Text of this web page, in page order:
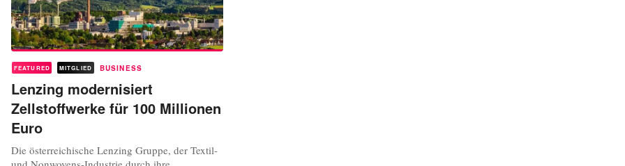
FEATURED MITGLIED BUSINESS
Lenzing modernisiert
Zellstoffwerke für 100 Millionen
Euro
Die österreichische Lenzing Gruppe, der Textil-